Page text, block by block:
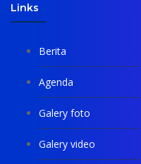
Links
Berita
Agenda
Galery foto
Galery video